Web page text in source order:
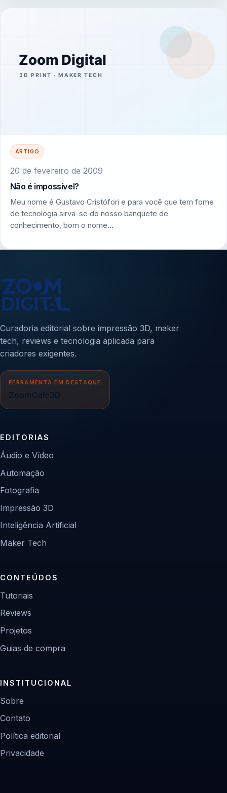
ARTIGO
20 de fevereiro de 2009
Não é impossível?
Meu nome é Gustavo Cristófori e para você que tem fome
de tecnologia sirva-se do nosso banquete de
conhecimento, bom o nome…
Curadoria editorial sobre impressão 3D, maker
tech, reviews e tecnologia aplicada para
criadores exigentes.
FERRAMENTA EM DESTAQUE
ZoomCalc3D
EDITORIAS
Áudio e Vídeo
Automação
Fotografia
Impressão 3D
Inteligência Artificial
Maker Tech
CONTEÚDOS
Tutoriais
Reviews
Projetos
Guias de compra
INSTITUCIONAL
Sobre
Contato
Política editorial
Privacidade